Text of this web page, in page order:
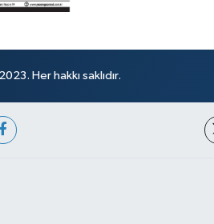
Her hakkı saklıdır.